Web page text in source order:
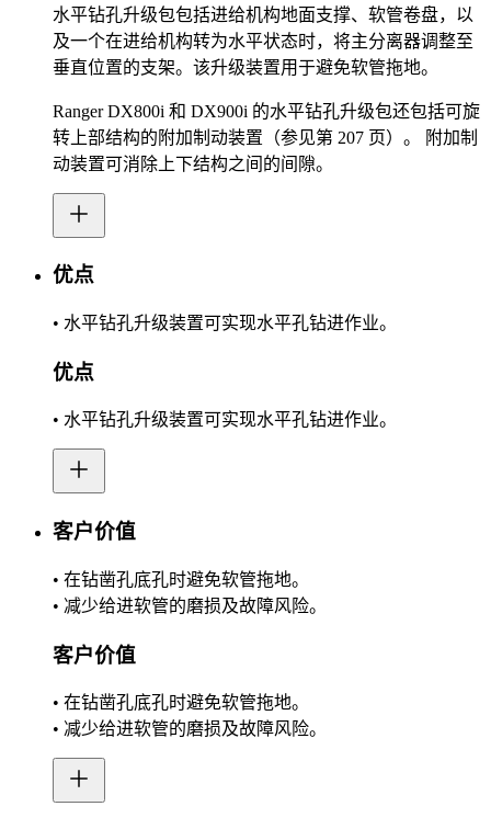
水平钻孔升级包包括进给机构地面支撑、软管卷盘，以
及一个在进给机构转为水平状态时，将主分离器调整至
垂直位置的支架。该升级装置用于避免软管拖地。
Ranger DX800i 和 DX900i 的水平钻孔升级包还包括可旋
转上部结构的附加制动装置（参见第 207 页）。 附加制
动装置可消除上下结构之间的间隙。
优点
• 水平钻孔升级装置可实现水平孔钻进作业。
优点
• 水平钻孔升级装置可实现水平孔钻进作业。
客户价值
• 在钻凿孔底孔时避免软管拖地。
• 减少给进软管的磨损及故障风险。
客户价值
• 在钻凿孔底孔时避免软管拖地。
• 减少给进软管的磨损及故障风险。